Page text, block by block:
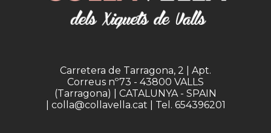
Carretera de Tarragona, 2 | Apt.
Correus nº73 - 43800 VALLS
(Tarragona) | CATALUNYA - SPAIN
| colla@collavella.cat | Tel. 654396201